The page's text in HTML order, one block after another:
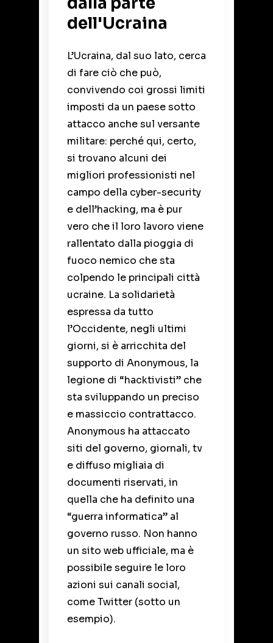
dell'Ucraina
L’Ucraina, dal suo lato, cerca
di fare ciò che può,
convivendo coi grossi limiti
imposti da un paese sotto
attacco anche sul versante
militare: perché qui, certo,
si trovano alcuni dei
migliori professionisti nel
campo della cyber-security
e dell’hacking, ma è pur
vero che il loro lavoro viene
rallentato dalla pioggia di
fuoco nemico che sta
colpendo le principali città
ucraine. La solidarietà
espressa da tutto
l’Occidente, negli ultimi
giorni, si è arricchita del
supporto di Anonymous, la
legione di “hacktivisti” che
sta sviluppando un preciso
e massiccio contrattacco.
Anonymous ha attaccato
siti del governo, giornali, tv
e diffuso migliaia di
documenti riservati, in
quella che ha definito una
“guerra informatica” al
governo russo. Non hanno
un sito web ufficiale, ma è
possibile seguire le loro
azioni sui canali social,
come Twitter (sotto un
esempio).